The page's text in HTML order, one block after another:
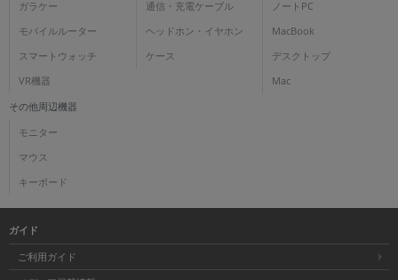
ガラケー
モバイルルーター
スマートウォッチ
VR機器
通信・充電ケーブル
ヘッドホン・イヤホン
ケース
ノートPC
MacBook
デスクトップ
Mac
その他周辺機器
モニター
マウス
キーボード
ガイド
ご利用ガイド